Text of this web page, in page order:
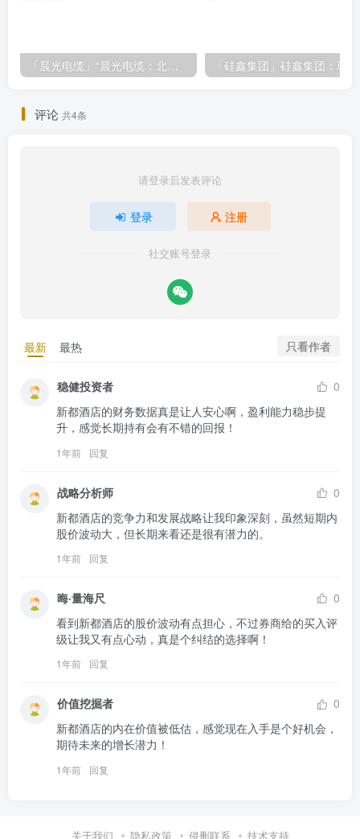
「晨光电缆」“晨光电缆：北交所上市，盈利稳定，但面临行业挑战
评论 共4条
请登录后发表评论
登录 注册
社交账号登录
最新 最热 只看作者
稳健投资者
0
新都酒店的财务数据真是让人安心啊，盈利能力稳步提
升，感觉长期持有会有不错的回报！
1年前 回复
战略分析师
0
新都酒店的竞争力和发展战略让我印象深刻，虽然短期内
股价波动大，但长期来看还是很有潜力的。
1年前 回复
晦·量海尺
0
看到新都酒店的股价波动有点担心，不过券商给的买入评
级让我又有点心动，真是个纠结的选择啊！
1年前 回复
价值挖掘者
0
新都酒店的内在价值被低估，感觉现在入手是个好机会，
期待未来的增长潜力！
1年前 回复
关于我们 隐私政策 侵删联系 技术支持